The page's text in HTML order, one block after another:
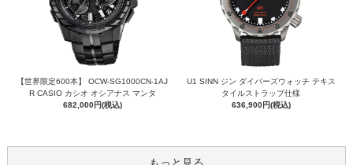
【世界限定600本】 OCW-SG1000CN-1AJ
R CASIO カシオ オシアナス マンタ
682,000円(税込)
U1 SINN ジン ダイバーズウォッチ テキス
タイルストラップ仕様
636,900円(税込)
もっと見る